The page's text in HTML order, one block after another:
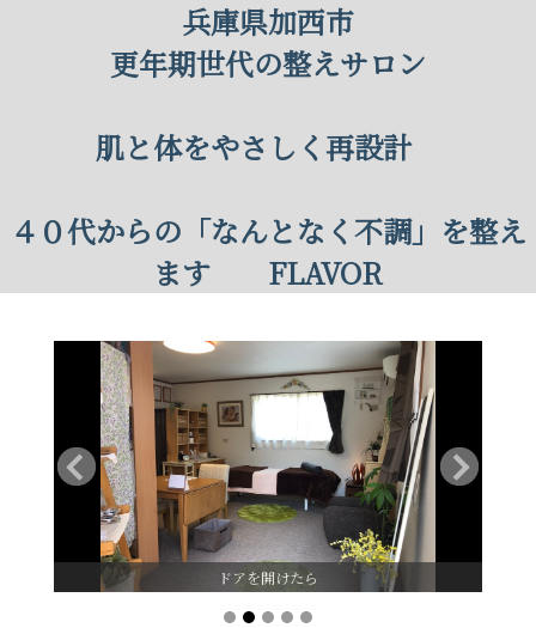
兵庫県加西市
更年期世代の整えサロン
肌と体をやさしく再設計
４０代からの「なんとなく不調」を整え
ます FLAVOR
ドアを開けたら